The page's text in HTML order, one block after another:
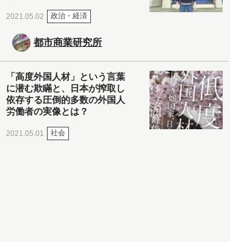
2021.05.02 政治・経済
都市商業研究所
「高度外国人材」という言葉
に潜む欺瞞と、日本が搾取し
依存する圧倒的多数の外国人
労働者の実像とは？
2021.05.01 社会